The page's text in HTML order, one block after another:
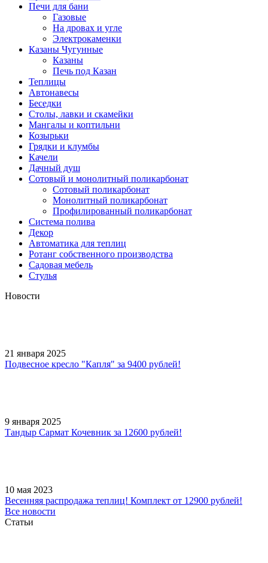
Печи для бани
Газовые
На дровах и угле
Электрокаменки
Казаны Чугунные
Казаны
Печь под Казан
Теплицы
Автонавесы
Беседки
Столы, лавки и скамейки
Мангалы и коптильни
Козырьки
Грядки и клумбы
Качели
Дачный душ
Сотовый и монолитный поликарбонат
Сотовый поликарбонат
Монолитный поликарбонат
Профилированный поликарбонат
Система полива
Декор
Автоматика для теплиц
Ротанг собственного производства
Садовая мебель
Стулья
Новости
21 января 2025
Подвесное кресло "Капля" за 9400 рублей!
9 января 2025
Тандыр Сармат Кочевник за 12600 рублей!
10 мая 2023
Весенняя распродажа теплиц! Комплект от 12900 рублей!
Все новости
Статьи